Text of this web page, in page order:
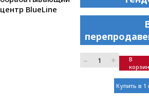
центр BlueLinе
– +
В
Купить в 1